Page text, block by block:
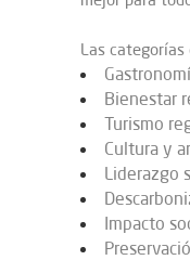
Las categorías
Bienestar
Turismo
Cultura y
Liderazgo
Impacto